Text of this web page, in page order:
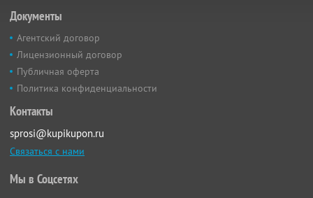
Документы
Агентский договор
Лицензионный договор
Публичная оферта
Политика конфиденциальности
Контакты
sprosi@kupikupon.ru
Связаться с нами
Мы в Соцсетях